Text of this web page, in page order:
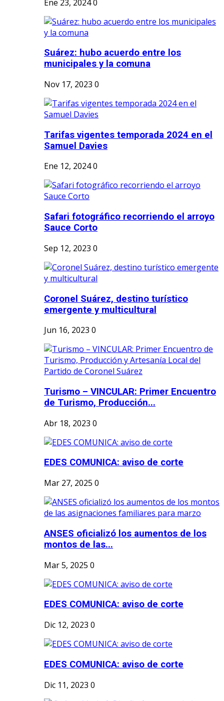
Ene 23, 20240
Suárez: hubo acuerdo entre los
municipales y la comuna
Nov 17, 2023 0
Tarifas vigentes temporada 2024 en el
Samuel Davies
Ene 12, 20240
Safari fotográfico recorriendo el arroyo
Sauce Corto
Sep 12, 2023 0
Coronel Suárez, destino turístico
emergente y multicultural
Jun 16, 2023 0
Turismo – VINCULAR: Primer Encuentro
de Turismo, Producción...
Abr 18, 2023 0
EDES COMUNICA: aviso de corte
Mar 27, 2025 0
ANSES oficializó los aumentos de los
montos de las...
Mar 5, 2025 0
EDES COMUNICA: aviso de corte
Dic 12, 2023 0
EDES COMUNICA: aviso de corte
Dic 11, 2023 0